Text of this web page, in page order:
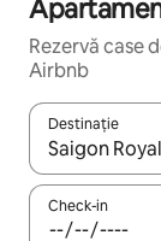
Rezervă case
Airbnb
Destinație
Când se
Check-in